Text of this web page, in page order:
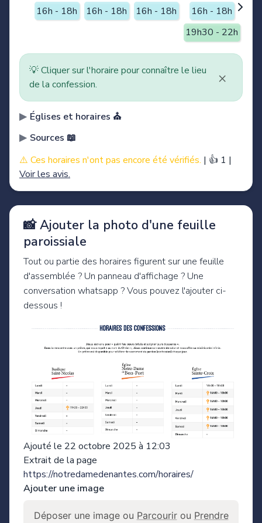
16h - 18h
16h - 18h 16h - 18h
16h - 18h
19h30 - 22h
💡 Cliquer sur l'horaire pour connaître le lieu
de la confession.
×
Églises et horaires ⛪️
Sources 📖
⚠️ Ces horaires n'ont pas encore été vérifiés. | 👍 1 |
Voir les avis.
📸 Ajouter la photo d'une feuille
paroissiale
Tout ou partie des horaires figurent sur une feuille
d'assemblée ? Un panneau d'affichage ? Une
conversation whatsapp ? Vous pouvez l'ajouter ci-
dessous !
Ajouté le 22 octobre 2025 à 12:03
Extrait de la page
https://notredamedenantes.com/horaires/
Ajouter une image
Déposer une image ou Parcourirou Prendre